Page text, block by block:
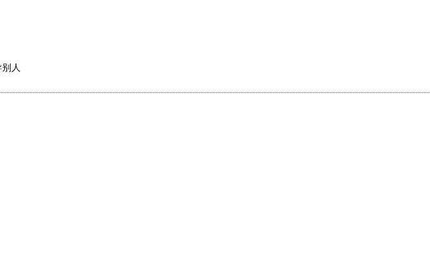
人